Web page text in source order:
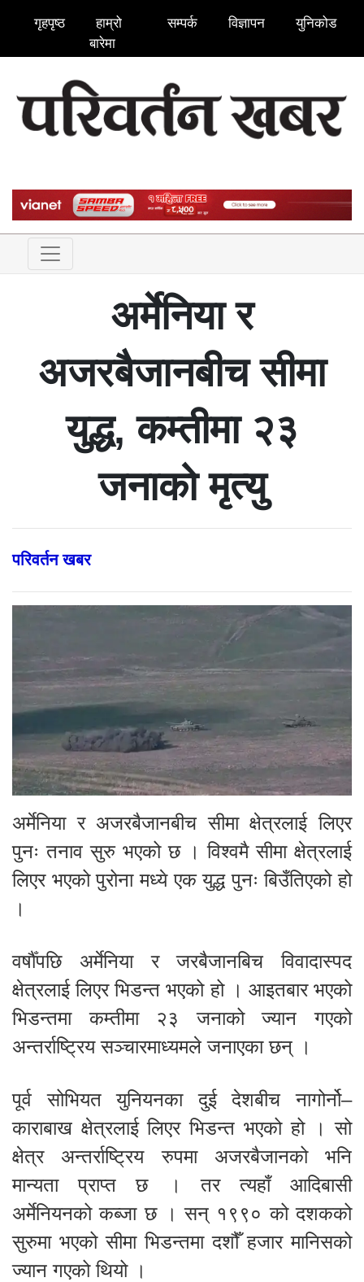
गृहपृष्ठ
हाम्रो
बारेमा
सम्पर्क विज्ञापन युनिकोड
अर्मेनिया र
अजरबैजानबीच सीमा
युद्ध, कम्तीमा २३
जनाको मृत्यु
परिवर्तन खबर
अर्मेनिया र अजरबैजानबीच सीमा क्षेत्रलाई लिएर
पुनः तनाव सुरु भएको छ । विश्वमै सीमा क्षेत्रलाई
लिएर भएको पुरोना मध्ये एक युद्ध पुनः बिउँतिएको हो
।
वर्षौँपछि अर्मेनिया र जरबैजानबिच विवादास्पद
क्षेत्रलाई लिएर भिडन्त भएको हो । आइतबार भएको
भिडन्तमा कम्तीमा २३ जनाको ज्यान गएको
अन्तर्राष्ट्रिय सञ्चारमाध्यमले जनाएका छन् ।
पूर्व सोभियत युनियनका दुई देशबीच नागोर्नो–
काराबाख क्षेत्रलाई लिएर भिडन्त भएको हो । सो
क्षेत्र अन्तर्राष्ट्रिय रुपमा अजरबैजानको भनि
मान्यता प्राप्त छ । तर त्यहाँ आदिबासी
अर्मेनियनको कब्जा छ । सन् १९९० को दशकको
सुरुमा भएको सीमा भिडन्तमा दशौँ हजार मानिसको
ज्यान गएको थियो ।